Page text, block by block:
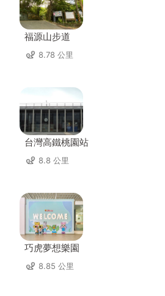
福源山步道
8.78 公里
台灣高鐵桃園站
8.8 公里
巧虎夢想樂園
8.85 公里